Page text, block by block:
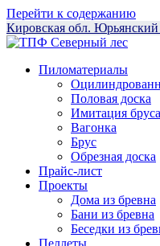
Перейти к содержанию
Кировская обл.
Пиломатериалы
Половая доска
Имитация бруса
Вагонка
Брус
Обрезная доска
Прайс-лист
Проекты
Дома из бревна
Бани из бревна
Беседки из
Пеллеты